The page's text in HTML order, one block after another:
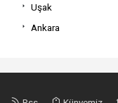
Uşak
Ankara